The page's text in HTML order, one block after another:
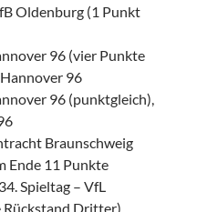
Oldenburg (1 Punkt
96 (vier Punkte
96
96 (punktgleich),
Braunschweig
Ende 11 Punkte
Spieltag – VfL
Rückstand Dritter)